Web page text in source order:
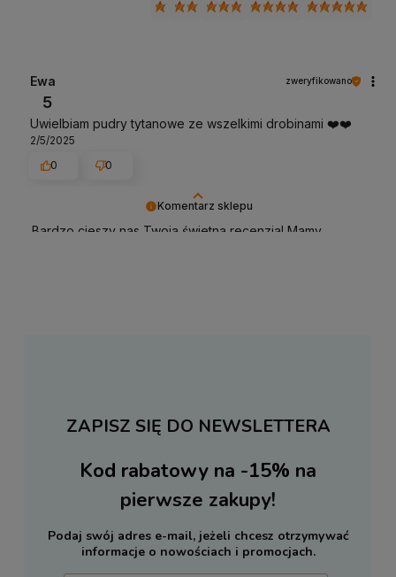
Komentarz sklepu
Bardzo cieszy nas Twoja świetna recenzja! Mamy
Ewa zweryfikowano
5
Uwielbiam pudry tytanowe ze wszelkimi drobinami ❤️❤️
2/5/2025
0
0
ZAPISZ SIĘ DO NEWSLETTERA
Kod rabatowy na -15% na
pierwsze zakupy!
Podaj swój adres e-mail, jeżeli chcesz otrzymywać
informacje o nowościach i promocjach.